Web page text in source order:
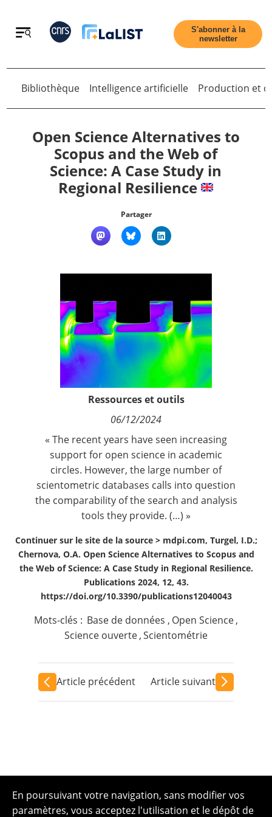
Retour
Qui sommes nous ?
Nous suivre
S'abonner à la
newsletter
Retour
Bibliothèque Intelligence artificielle Production et
Open Science Alternatives to
Scopus and the Web of
Science: A Case Study in
Regional Resilience
Partager
Ressources et outils
06/12/2024
« The recent years have seen increasing
support for open science in academic
circles. However, the large number of
scientometric databases calls into question
the comparability of the search and analysis
tools they provide. (…) »
Continuer sur le site de la source > mdpi.com, Turgel, I.D.;
Chernova, O.A. Open Science Alternatives to Scopus and
the Web of Science: A Case Study in Regional Resilience.
Publications 2024, 12, 43.
https://doi.org/10.3390/publications12040043
Mots-clés : Base de données , Open Science,
Science ouverte,Scientométrie
Article précédent Article suivant
En poursuivant votre navigation, sans modifier vos
paramètres, vous acceptez l'utilisation et le dépôt de